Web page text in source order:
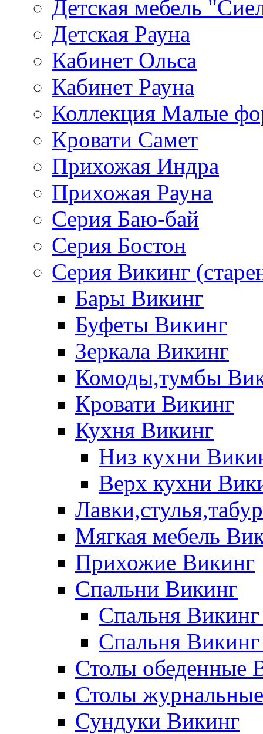
Детская мебель
Детская Рауна
Кабинет Ольса
Кабинет Рауна
Коллекция Малые
Кровати Самет
Прихожая Индра
Прихожая Рауна
Серия Баю-бай
Серия Бостон
Серия Викинг
Бары Викинг
Буфеты Викинг
Зеркала Викинг
Комоды,тумбы
Кровати Викинг
Кухня Викинг
Низ кухни
Верх кухни
Мягкая мебель
Прихожие Викинг
Спальни Викинг
Спальня
Спальня
Столы обеденные
Столы
Сундуки Викинг